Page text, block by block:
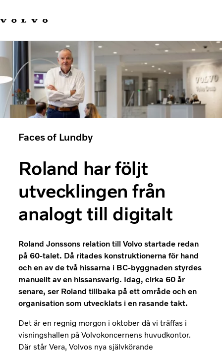
Hållbara transporter
Om oss
Karriär
Investerare
Nyheter och Media
Faces of Lundby
Roland har följt
utvecklingen från
analogt till digitalt
Roland Jonssons relation till Volvo startade redan
på 60-talet. Då ritades konstruktionerna för hand
och en av de två hissarna i BC-byggnaden styrdes
manuellt av en hissansvarig. Idag, cirka 60 år
senare, ser Roland tillbaka på ett område och en
organisation som utvecklats i en rasande takt.
Det är en regnig morgon i oktober då vi träffas i
visningshallen på Volvokoncernens huvudkontor.
Där står Vera, Volvos nya självkörande